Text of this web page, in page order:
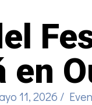
en
11, 2026 /